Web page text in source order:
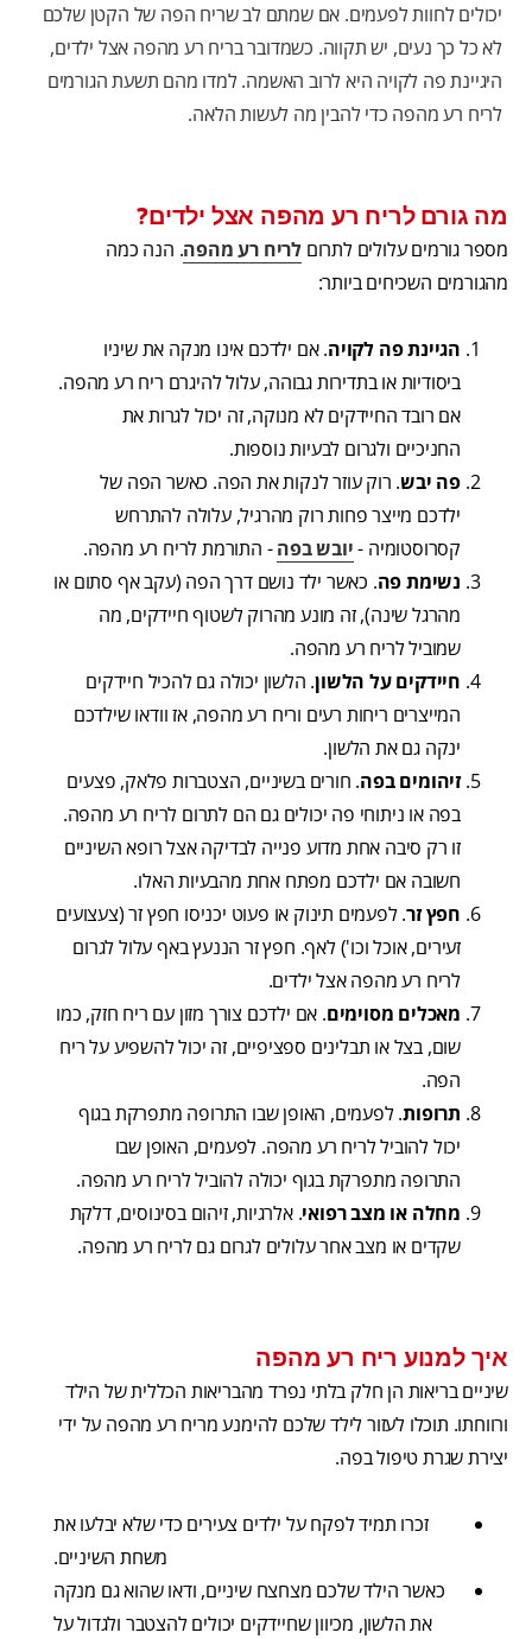
יכולים לחוות לפעמים. אם שמתם לב שריח הפה של הקטן שלכם
לא כל כך נעים, יש תקווה. כשמדובר בריח רע מהפה אצל ילדים,
היגיינת פה לקויה היא לרוב האשמה. למדו מהם תשעת הגורמים
לריח רע מהפה כדי להבין מה לעשות הלאה.
מה גורם לריח רע מהפה אצל ילדים?
מספר גורמים עלולים לתרום לריח רע מהפה. הנה כמה
מהגורמים השכיחים ביותר:
הגיינת פה לקויה. אם ילדכם אינו מנקה את שיניו
ביסודיות או בתדירות גבוהה, עלול להיגרם ריח רע מהפה.
אם רובד החיידקים לא מנוקה, זה יכול לגרות את
החניכיים ולגרום לבעיות נוספות.
פה יבש. רוק עוזר לנקות את הפה. כאשר הפה של
ילדכם מייצר פחות רוק מהרגיל, עלולה להתרחש
קסרוסטומיה -יובש בפה- התורמת לריח רע מהפה.
נשימת פה. כאשר ילד נושם דרך הפה (עקב אף סתום או
מהרגל שינה), זה מונע מהרוק לשטוף חיידקים, מה
שמוביל לריח רע מהפה.
חיידקים על הלשון. הלשון יכולה גם להכיל חיידקים
המייצרים ריחות רעים וריח רע מהפה, אז וודאו שילדכם
ינקה גם את הלשון.
זיהומים בפה. חורים בשיניים, הצטברות פלאק, פצעים
בפה או ניתוחי פה יכולים גם הם לתרום לריח רע מהפה.
זו רק סיבה אחת מדוע פנייה לבדיקה אצל רופא השיניים
חשובה אם ילדכם מפתח אחת מהבעיות האלו.
חפץ זר. לפעמים תינוק או פעוט יכניסו חפץ זר (צעצועים
זעירים, אוכל וכו') לאף. חפץ זר הננעץ באף עלול לגרום
לריח רע מהפה אצל ילדים.
מאכלים מסוימים. אם ילדכם צורך מזון עם ריח חזק, כמו
שום, בצל או תבלינים ספציפיים, זה יכול להשפיע על ריח
הפה.
תרופות. לפעמים, האופן שבו התרופה מתפרקת בגוף
יכול להוביל לריח רע מהפה. לפעמים, האופן שבו
התרופה מתפרקת בגוף יכולה להוביל לריח רע מהפה.
מחלה או מצב רפואי. אלרגיות, זיהום בסינוסים, דלקת
שקדים או מצב אחר עלולים לגרום גם לריח רע מהפה.
איך למנוע ריח רע מהפה
שיניים בריאות הן חלק בלתי נפרד מהבריאות הכללית של הילד
ורווחתו. תוכלו לעזור לילד שלכם להימנע מריח רע מהפה על ידי
יצירת שגרת טיפול בפה.
זכרו תמיד לפקח על ילדים צעירים כדי שלא יבלעו את
משחת השיניים.
כאשר הילד שלכם מצחצח שיניים, ודאו שהוא גם מנקה
את הלשון, מכיוון שחיידקים יכולים להצטבר ולגדול על